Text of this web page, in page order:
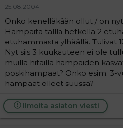
n
a
o
i
t
t
a
j
i
e
s
t
i
25.08.2004
Onko kenelläkään ollut / on
Hampaita tälllä hetkellä 2
etuhammasta ylhäällä. Tulivat
Nyt siis 3 kuukauteen ei ole
muilla hitailla hampaiden
poskihampaat? Onko esim. 3-
hampaat olleet suussa?
Ilmoita asiaton viesti